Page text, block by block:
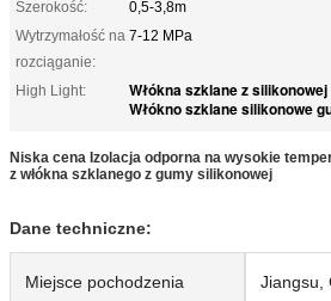
Szerokość:
0,5-3,8m
Wytrzymałość na
rozciąganie:
7-12 MPa
High Light: Włókna szklane z
Włókno szklane silikonowe
Niska cena Izolacja odporna na wysokie
z włókna szklanego z gumy silikonowej
Dane techniczne:
Miejsce pochodzenia Jiangsu,